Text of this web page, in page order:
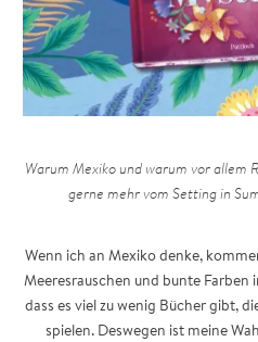
Warum Mexiko und warum vor allem
gerne mehr vom Setting in
Wenn ich an Mexiko denke,
Meeresrauschen und bunte Farben
dass es viel zu wenig Bücher gibt,
spielen. Deswegen ist meine